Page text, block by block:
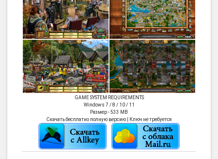
GAME SYSTEM REQUIREMENTS
Windows 7 / 8 / 10 / 11
Размер - 533 MB
Скачать бесплатно полную версию | Ключ не требуется